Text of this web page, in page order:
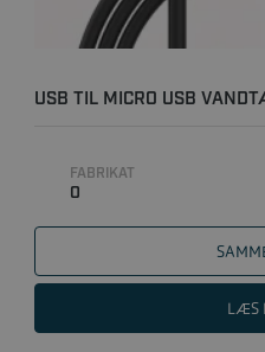
USB TIL MICRO USB
FABRIKAT
0
LÆS